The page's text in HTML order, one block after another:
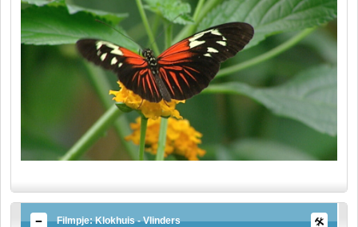
Filmpje: Klokhuis - Vlinders